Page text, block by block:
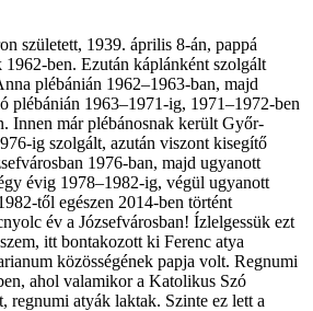
született, 1939. április 8-án, pappá
1962-ben. Ezután káplánként szolgált
plébánián 1962–1963-ban, majd
plébánián 1963–1971-ig, 1971–1972-ben
Innen már plébánosnak került Győr-
ig szolgált, azután viszont kisegítő
1976-ban, majd ugyanott
évig 1978–1982-ig, végül ugyanott
től egészen 2014-ben történt
év a Józsefvárosban! Ízlelgessük ezt
itt bontakozott ki Ferenc atya
közösségének papja volt. Regnumi
ahol valamikor a Katolikus Szó
regnumi atyák laktak. Szinte ez lett a